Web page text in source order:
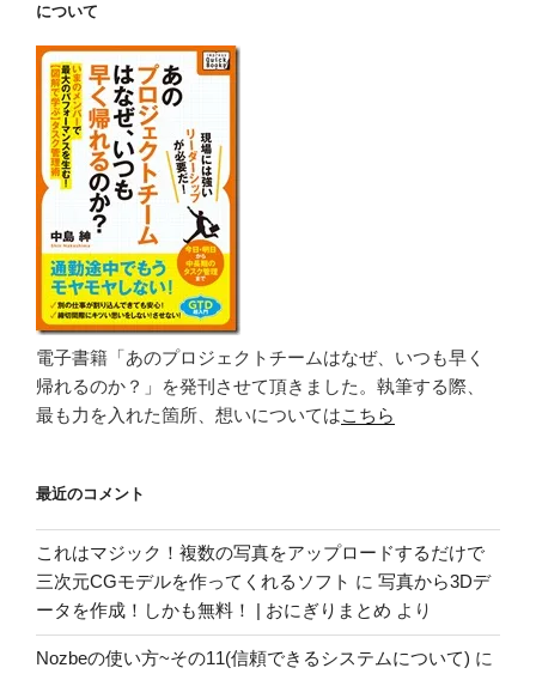
について
電子書籍「あのプロジェクトチームはなぜ、いつも早く
帰れるのか？」を発刊させて頂きました。執筆する際、
最も力を入れた箇所、想いについてはこちら
最近のコメント
これはマジック！複数の写真をアップロードするだけで
三次元CGモデルを作ってくれるソフト に 写真から3Dデ
ータを作成！しかも無料！ | おにぎりまとめ より
Nozbeの使い方~その11(信頼できるシステムについて) に